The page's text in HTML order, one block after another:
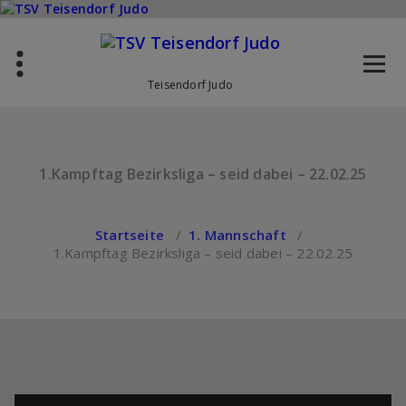
Zum
Teisendorf Judo
1.Kampftag Bezirksliga – seid dabei – 22.02.25
Startseite / 1. Mannschaft /
1.Kampftag Bezirksliga – seid dabei – 22.02.25